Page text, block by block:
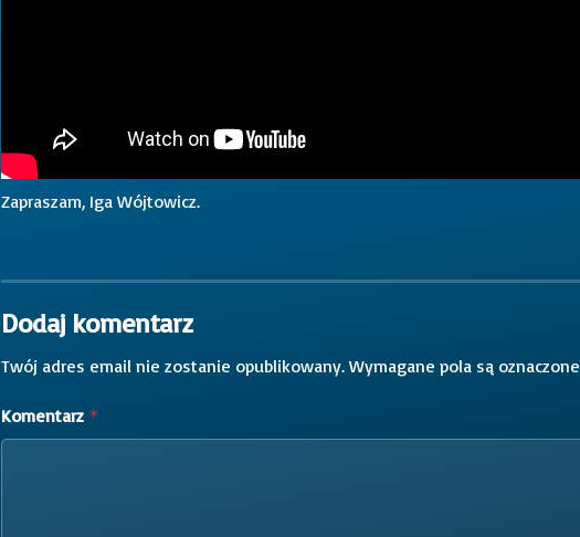
Zapraszam, Iga Wójtowicz.
Dodaj komentarz
Twój adres email nie zostanie opublikowany. Wymagane pola są oznaczone
Komentarz *